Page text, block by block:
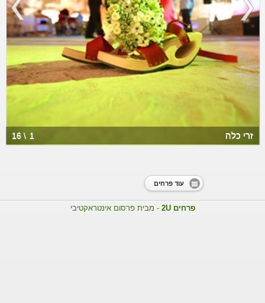
זרי כלה 16 \ 1
עוד פרחים
פרחים 2U - מבית פרסום אינטראקטיבי